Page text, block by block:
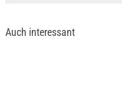
Auch interessant